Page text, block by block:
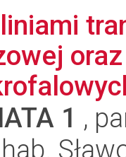
1 ,